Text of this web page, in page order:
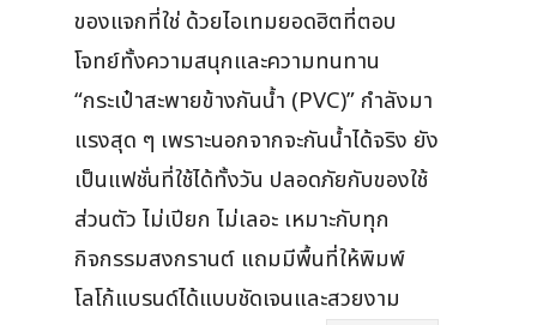
ของแจกที่ใช่ ด้วยไอเทมยอดฮิตที่ตอบ
โจทย์ทั้งความสนุกและความทนทาน
“กระเป๋าสะพายข้างกันน้ำ (PVC)” กำลังมา
แรงสุด ๆ เพราะนอกจากจะกันน้ำได้จริง ยัง
เป็นแฟชั่นที่ใช้ได้ทั้งวัน ปลอดภัยกับของใช้
ส่วนตัว ไม่เปียก ไม่เลอะ เหมาะกับทุก
กิจกรรมสงกรานต์ แถมมีพื้นที่ให้พิมพ์
โลโก้แบรนด์ได้แบบชัดเจนและสวยงาม